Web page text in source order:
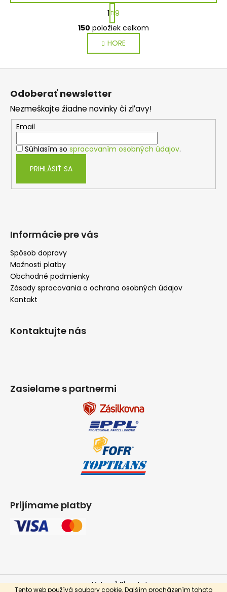
Tento web používá soubory cookie. Dalším procházením tohoto
O
v
l
á
d
e
p
r
v
ý
p
S
t
r
á
n
k
e
1 9
150 položiek celkom
HORE
Z
Odoberať newsletter
Nezmeškajte žiadne novinky či zľavy!
Email
Súhlasím so spracovaním osobných údajov.
PRIHLÁSIŤ SA
Informácie pre vás
Spôsob dopravy
Možnosti platby
Obchodné podmienky
Zásady spracovania a ochrana osobných údajov
Kontakt
Kontaktujte nás
Zasielame s partnermi
Prijímame platby
Vytvoril Shoptet